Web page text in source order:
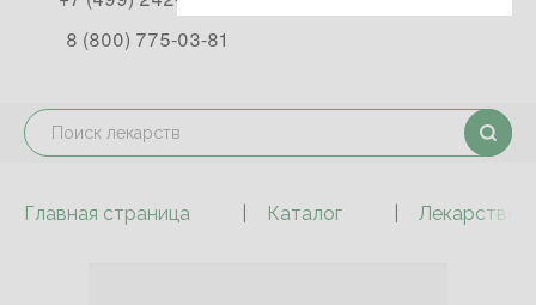
8 (800) 775-03-81
Главная страница Каталог